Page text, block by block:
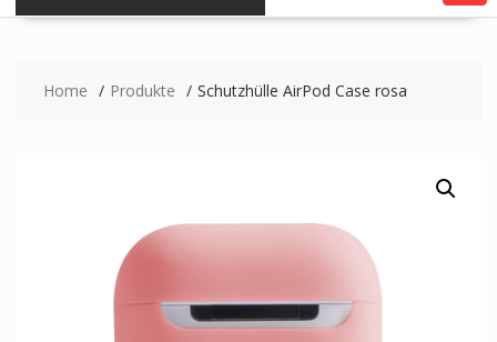
Home Produkte Schutzhülle AirPod Case rosa